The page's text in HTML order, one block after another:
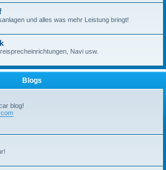
und alles was mehr Leistung bringt!
Navi usw.
Blogs
blog!